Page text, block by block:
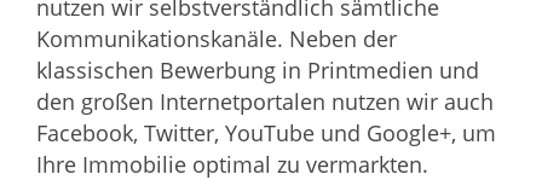
nutzen wir selbstverständlich sämtliche
Kommunikationskanäle. Neben der
klassischen Bewerbung in Printmedien und
den großen Internetportalen nutzen wir auch
Facebook, Twitter, YouTube und Google+, um
Ihre Immobilie optimal zu vermarkten.